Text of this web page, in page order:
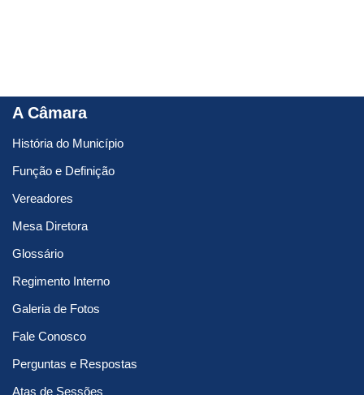
A Câmara
História do Município
Função e Definição
Vereadores
Mesa Diretora
Glossário
Regimento Interno
Galeria de Fotos
Fale Conosco
Perguntas e Respostas
Atas de Sessões